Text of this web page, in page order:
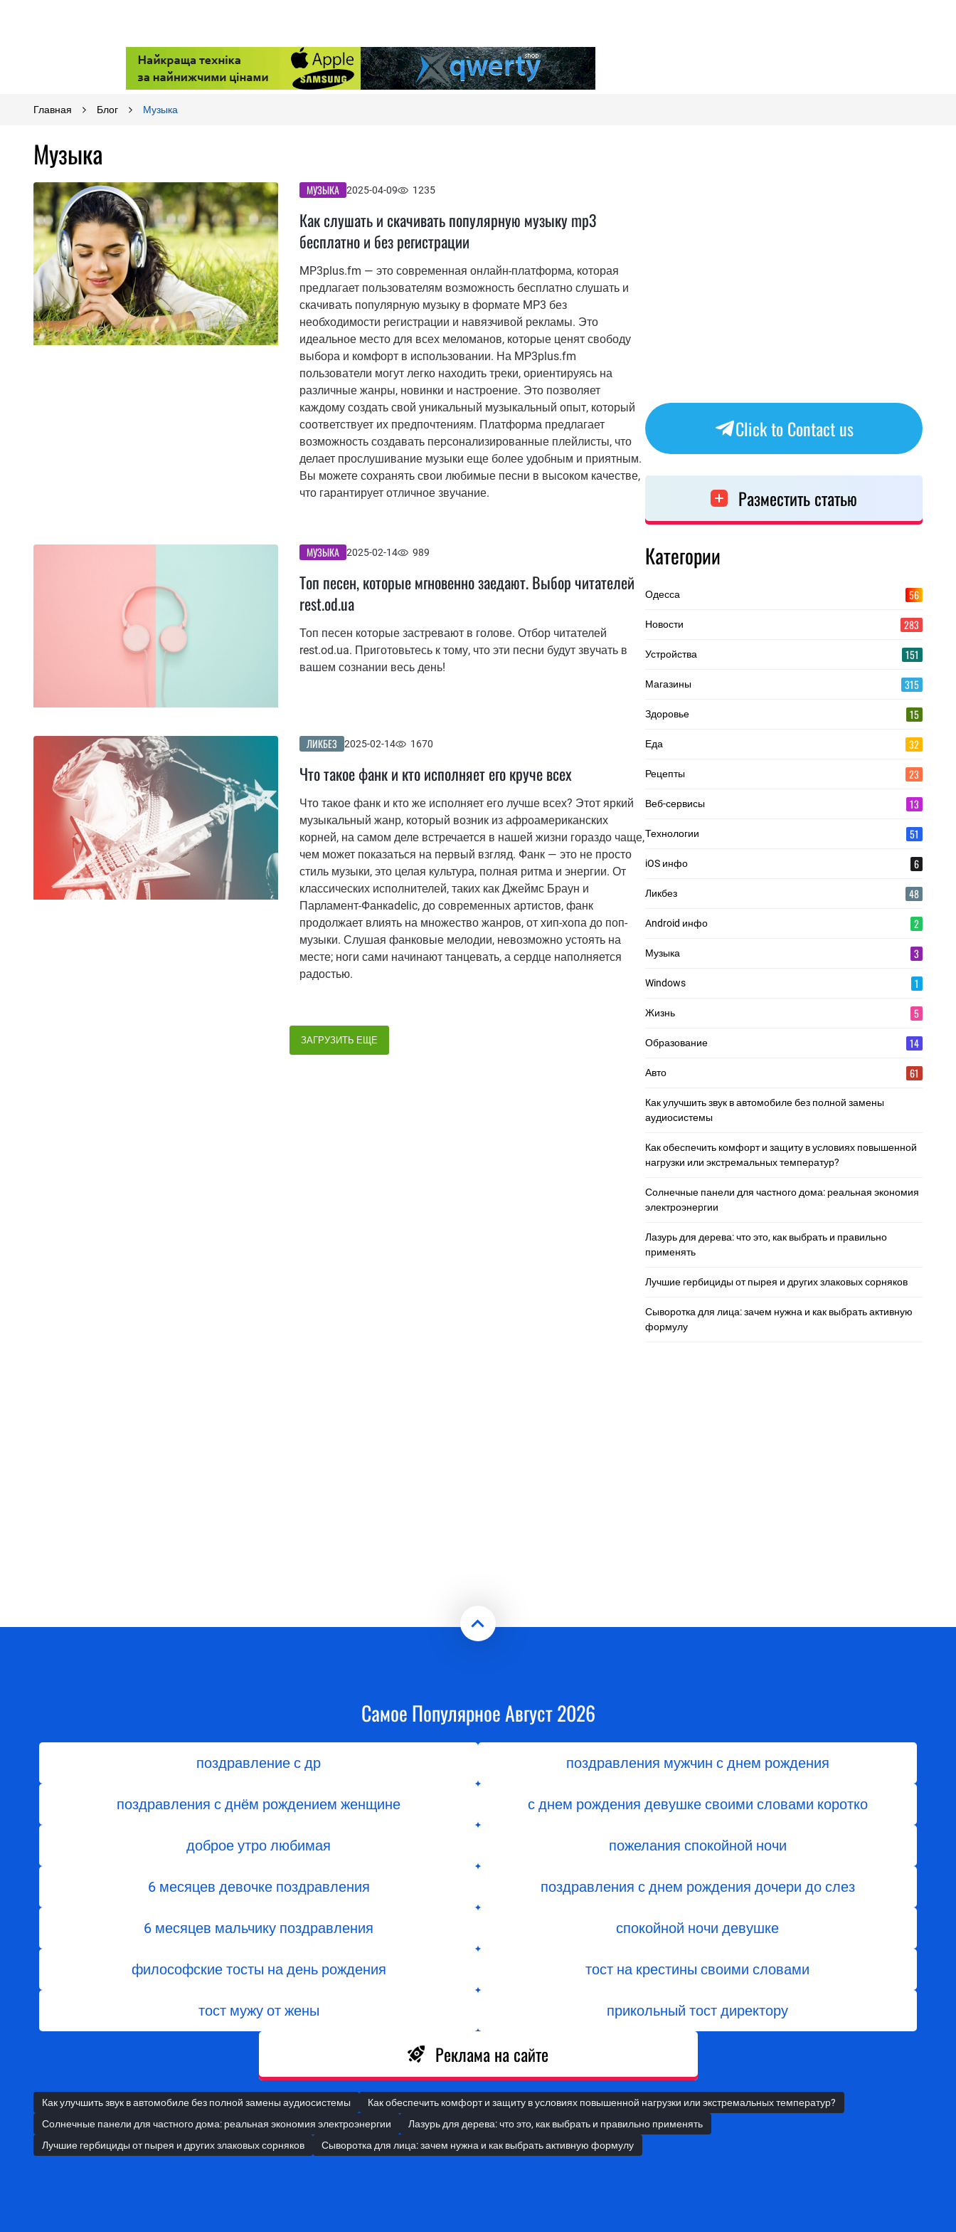
Главная Блог Музыка
Музыка
МУЗЫКА 2025-04-09 1235
Как слушать и скачивать популярную музыку mp3
бесплатно и без регистрации
MP3plus.fm — это современная онлайн-платформа, которая
предлагает пользователям возможность бесплатно слушать и
скачивать популярную музыку в формате MP3 без
необходимости регистрации и навязчивой рекламы. Это
идеальное место для всех меломанов, которые ценят свободу
выбора и комфорт в использовании. На MP3plus.fm
пользователи могут легко находить треки, ориентируясь на
различные жанры, новинки и настроение. Это позволяет
каждому создать свой уникальный музыкальный опыт, который
соответствует их предпочтениям. Платформа предлагает
возможность создавать персонализированные плейлисты, что
делает прослушивание музыки еще более удобным и приятным.
Вы можете сохранять свои любимые песни в высоком качестве,
что гарантирует отличное звучание.
МУЗЫКА 2025-02-14 989
Топ песен, которые мгновенно заедают. Выбор читателей
rest.od.ua
Топ песен которые застревают в голове. Отбор читателей
rest.od.ua. Приготовьтесь к тому, что эти песни будут звучать в
вашем сознании весь день!
ЛИКБЕЗ 2025-02-14 1670
Что такое фанк и кто исполняет его круче всех
Что такое фанк и кто же исполняет его лучше всех? Этот яркий
музыкальный жанр, который возник из афроамериканских
корней, на самом деле встречается в нашей жизни гораздо чаще,
чем может показаться на первый взгляд. Фанк — это не просто
стиль музыки, это целая культура, полная ритма и энергии. От
классических исполнителей, таких как Джеймс Браун и
Парламент-Фанкadelic, до современных артистов, фанк
продолжает влиять на множество жанров, от хип-хопа до поп-
музыки. Слушая фанковые мелодии, невозможно устоять на
месте; ноги сами начинают танцевать, а сердце наполняется
радостью.
ЗАГРУЗИТЬ ЕЩЕ
Click to Contact us
Разместить статью
Категории
Одесса 56
Новости 283
Устройства 151
Магазины 315
Здоровье 15
Еда 32
Рецепты 23
Веб-сервисы 13
Технологии 51
iOS инфо 6
Ликбез 48
Android инфо 2
Музыка 3
Windows 1
Жизнь 5
Образование 14
Авто 61
Как улучшить звук в автомобиле без полной замены
аудиосистемы
Как обеспечить комфорт и защиту в условиях повышенной
нагрузки или экстремальных температур?
Солнечные панели для частного дома: реальная экономия
электроэнергии
Лазурь для дерева: что это, как выбрать и правильно
применять
Лучшие гербициды от пырея и других злаковых сорняков
Сыворотка для лица: зачем нужна и как выбрать активную
формулу
Самое Популярное Август 2026
поздравление с др поздравления мужчин с днем рождения
поздравления с днём рождением женщине с днем рождения девушке своими словами коротко
доброе утро любимая пожелания спокойной ночи
6 месяцев девочке поздравления поздравления с днем ​​рождения дочери до слез
6 месяцев мальчику поздравления спокойной ночи девушке
философские тосты на день рождения тост на крестины своими словами
тост мужу от жены прикольный тост директору
Реклама на сайте
Как улучшить звук в автомобиле без полной замены аудиосистемы
Как обеспечить комфорт и защиту в условиях повышенной нагрузки или экстремальных температур?
Солнечные панели для частного дома: реальная экономия электроэнергии
Лазурь для дерева: что это, как выбрать и правильно применять
Лучшие гербициды от пырея и других злаковых сорняков
Сыворотка для лица: зачем нужна и как выбрать активную формулу